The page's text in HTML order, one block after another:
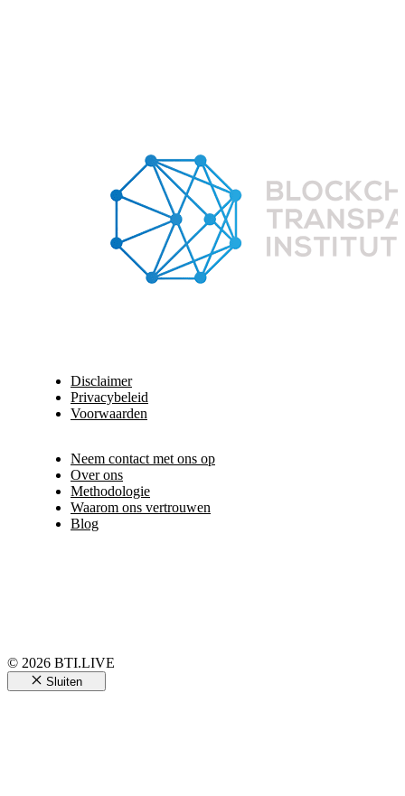
Disclaimer
Privacybeleid
Voorwaarden
Neem contact met ons op
Over ons
Methodologie
Waarom ons vertrouwen
Blog
© 2026 BTI.LIVE
Sluiten